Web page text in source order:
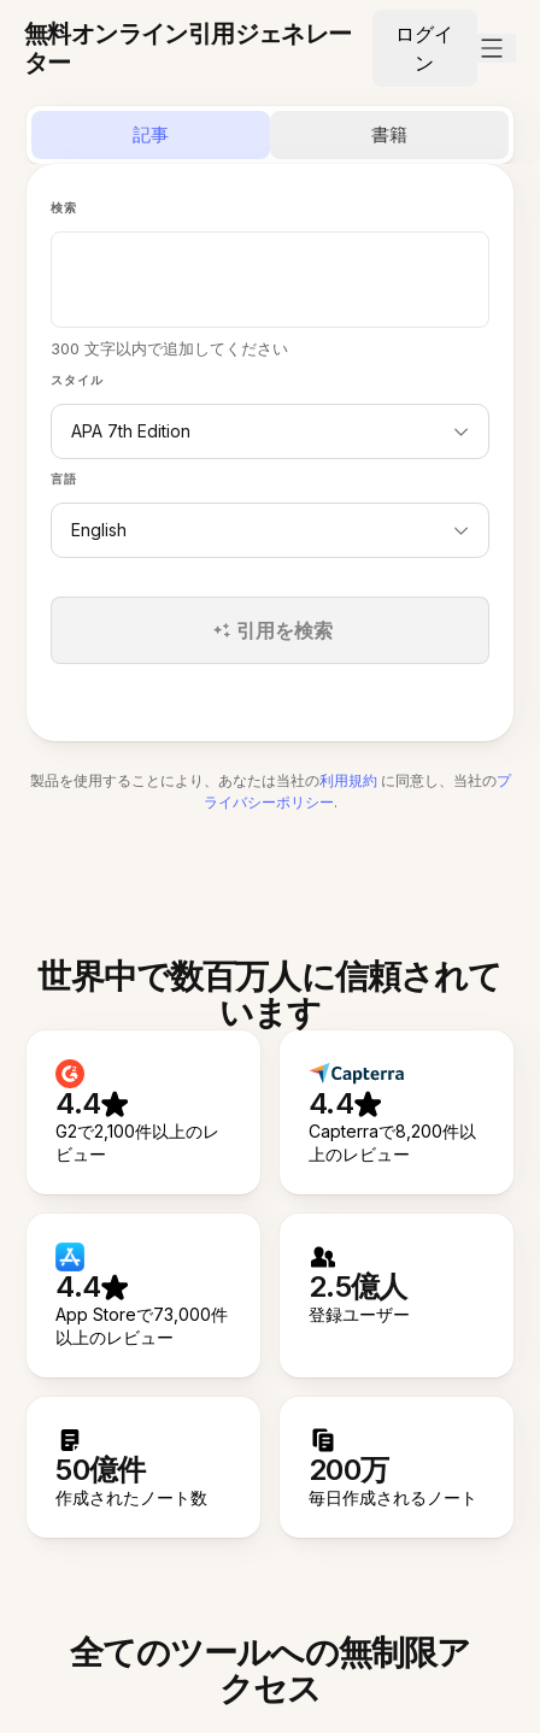
無料オンライン引用ジェネレー
ター
ログイ
ン
記事 書籍
スタイル
APA 7th Edition
言語
English
検索
300 文字以内で追加してください
引用を検索
製品を使用することにより、あなたは当社の利用規約 に同意し、当社のプ
ライバシーポリシー.
世界中で数百万人に信頼されて
います
4.4
G2で2,100件以上のレ
ビュー
4.4
Capterraで8,200件以
上のレビュー
4.4
App Storeで73,000件
以上のレビュー
2.5億人
登録ユーザー
50億件
作成されたノート数
200万
毎日作成されるノート
全てのツールへの無制限ア
クセス